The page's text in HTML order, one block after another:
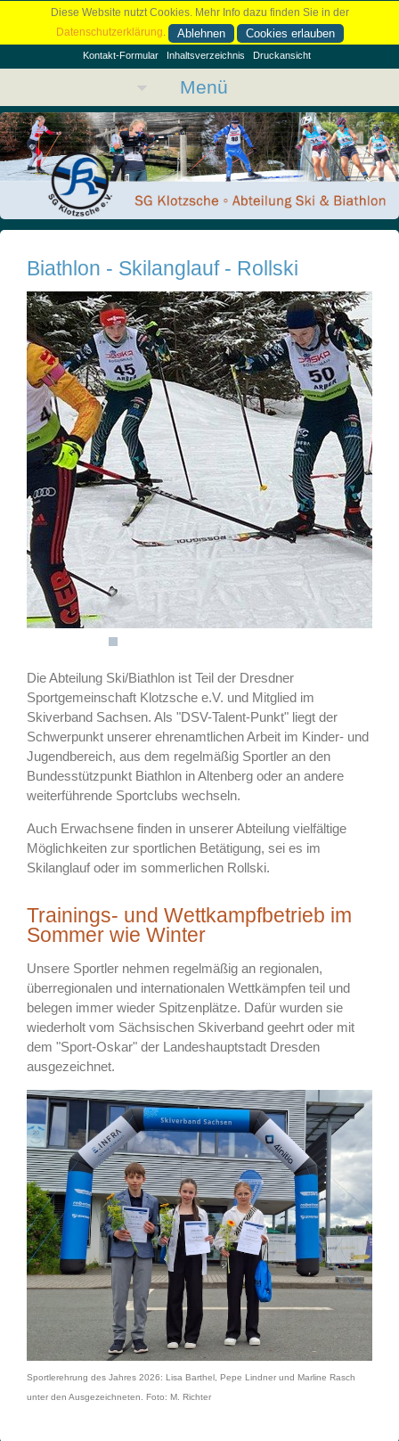
Diese Website nutzt Cookies. Mehr Info dazu finden Sie in der
Datenschutzerklärung. Ablehnen Cookies erlauben
Kontakt-Formular Inhaltsverzeichnis Druckansicht
Menü
Biathlon - Skilanglauf - Rollski
Die Abteilung Ski/Biathlon ist Teil der Dresdner
Sportgemeinschaft Klotzsche e.V. und Mitglied im
Skiverband Sachsen. Als "DSV-Talent-Punkt" liegt der
Schwerpunkt unserer ehrenamtlichen Arbeit im Kinder- und
Jugendbereich, aus dem regelmäßig Sportler an den
Bundesstützpunkt Biathlon in Altenberg oder an andere
weiterführende Sportclubs wechseln.
Auch Erwachsene finden in unserer Abteilung vielfältige
Möglichkeiten zur sportlichen Betätigung, sei es im
Skilanglauf oder im sommerlichen Rollski.
Trainings- und Wettkampfbetrieb im
Sommer wie Winter
Unsere Sportler nehmen regelmäßig an regionalen,
überregionalen und internationalen Wettkämpfen teil und
belegen immer wieder Spitzenplätze. Dafür wurden sie
wiederholt vom Sächsischen Skiverband geehrt oder mit
dem "Sport-Oskar" der Landeshauptstadt Dresden
ausgezeichnet.
Sportlerehrung des Jahres 2026: Lisa Barthel, Pepe Lindner und Marline Rasch
unter den Ausgezeichneten. Foto: M. Richter